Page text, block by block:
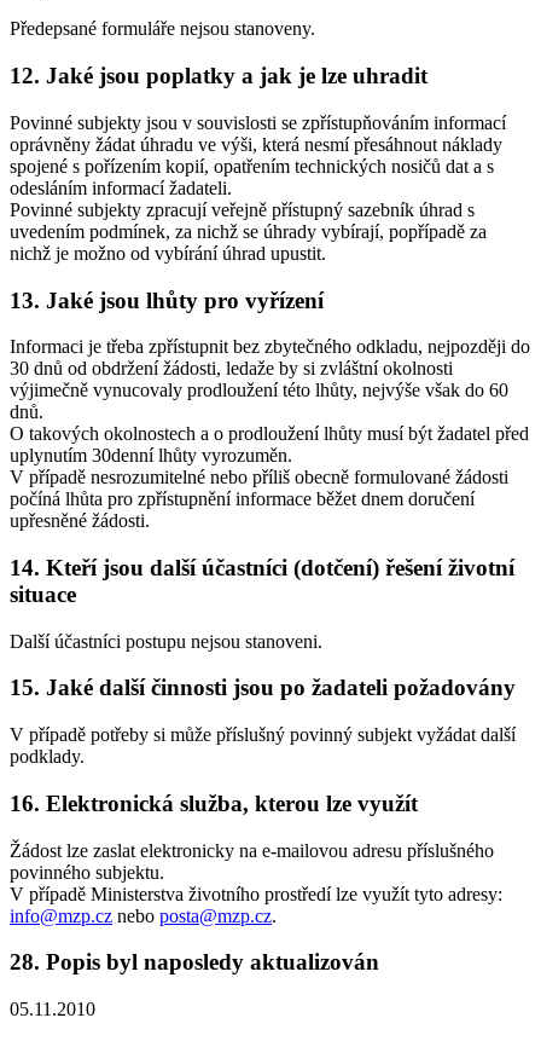
Předepsané formuláře nejsou stanoveny.
12. Jaké jsou poplatky a jak je lze uhradit
Povinné subjekty jsou v souvislosti se zpřístupňováním informací
oprávněny žádat úhradu ve výši, která nesmí přesáhnout náklady
spojené s pořízením kopií, opatřením technických nosičů dat a s
odesláním informací žadateli.
Povinné subjekty zpracují veřejně přístupný sazebník úhrad s
uvedením podmínek, za nichž se úhrady vybírají, popřípadě za
nichž je možno od vybírání úhrad upustit.
13. Jaké jsou lhůty pro vyřízení
Informaci je třeba zpřístupnit bez zbytečného odkladu, nejpozději do
30 dnů od obdržení žádosti, ledaže by si zvláštní okolnosti
výjimečně vynucovaly prodloužení této lhůty, nejvýše však do 60
dnů.
O takových okolnostech a o prodloužení lhůty musí být žadatel před
uplynutím 30denní lhůty vyrozuměn.
V případě nesrozumitelné nebo příliš obecně formulované žádosti
počíná lhůta pro zpřístupnění informace běžet dnem doručení
upřesněné žádosti.
14. Kteří jsou další účastníci (dotčení) řešení životní
situace
Další účastníci postupu nejsou stanoveni.
15. Jaké další činnosti jsou po žadateli požadovány
V případě potřeby si může příslušný povinný subjekt vyžádat další
podklady.
16. Elektronická služba, kterou lze využít
Žádost lze zaslat elektronicky na e-mailovou adresu příslušného
povinného subjektu.
V případě Ministerstva životního prostředí lze využít tyto adresy:
info@mzp.cz nebo posta@mzp.cz.
28. Popis byl naposledy aktualizován
05.11.2010